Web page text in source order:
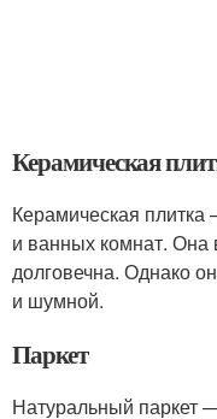
Керамическая
Керамическая
и ванных комнат. Она
долговечна. Однако
и шумной.
Паркет
Натуральный паркет